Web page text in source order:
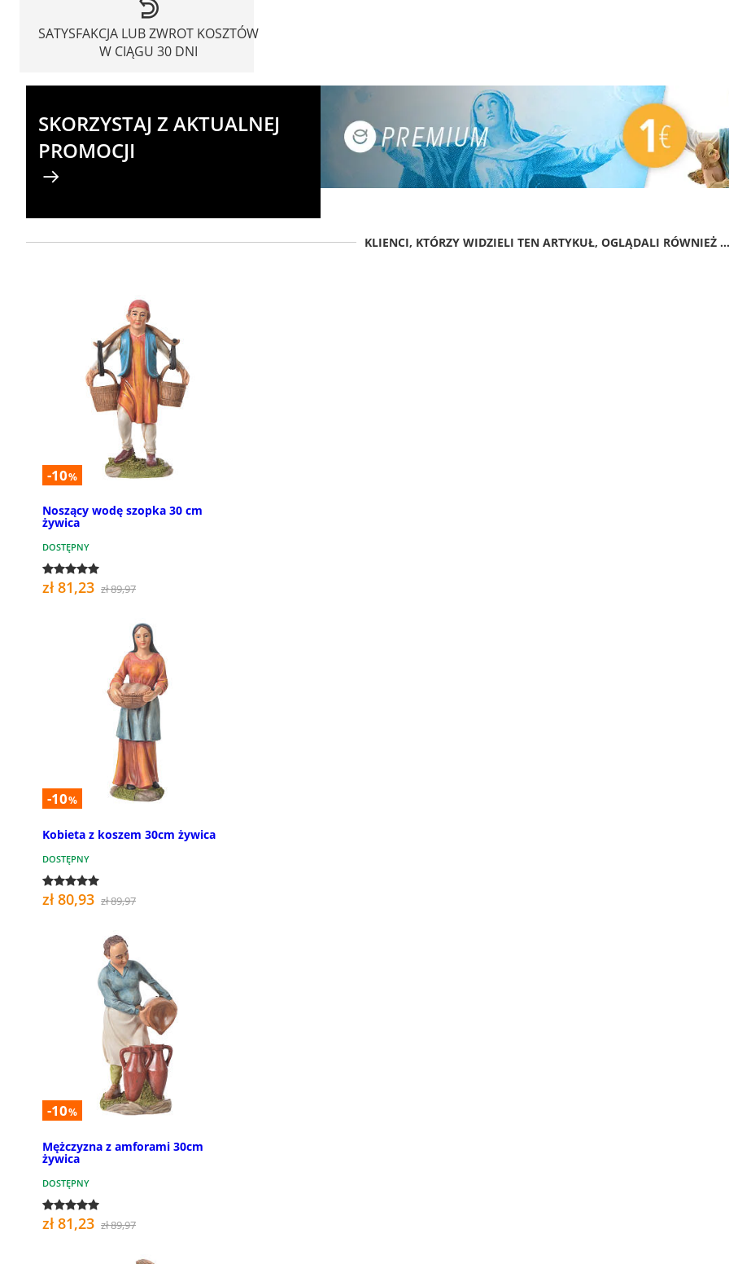
SATYSFAKCJA LUB ZWROT KOSZTÓW
W CIĄGU 30 DNI
SKORZYSTAJ Z AKTUALNEJ
PROMOCJI
KLIENCI, KTÓRZY WIDZIELI TEN ARTYKUŁ, OGLĄDALI RÓWNIEŻ ...
-10%
Noszący wodę szopka 30 cm
żywica
DOSTĘPNY
zł 81,23 zł 89,97
-10%
Kobieta z koszem 30cm żywica
DOSTĘPNY
zł 80,93 zł 89,97
-10%
Mężczyzna z amforami 30cm
żywica
DOSTĘPNY
zł 81,23 zł 89,97